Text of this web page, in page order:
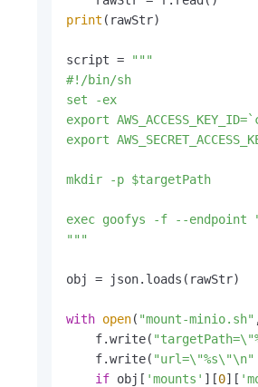
print (rawStr)
script =
"""
#!/bin/sh
set -ex
export
export
mkdir -p $targetPath
exec goofys -f --endpoint
"""
obj = json.loads(rawStr)
with open( "mount-minio.sh"
    f.write(
    f.write(
"url=\"%s\"\n"
if obj[ 'mounts' ][0][